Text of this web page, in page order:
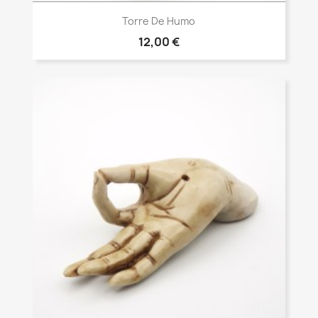
Vista rápida
Torre De Humo
12,00 €